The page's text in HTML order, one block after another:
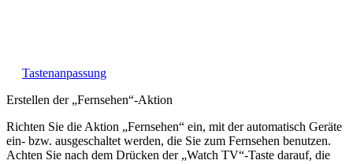
Tastenanpassung
Erstellen der „Fernsehen“-Aktion
Richten Sie die Aktion „Fernsehen“ ein, mit der automatisch Geräte
ein- bzw. ausgeschaltet werden, die Sie zum Fernsehen benutzen.
Achten Sie nach dem Drücken der „Watch TV“-Taste darauf, die